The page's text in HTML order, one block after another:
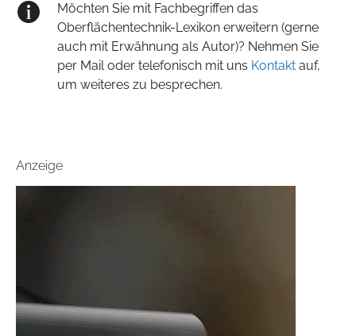
Möchten Sie mit Fachbegriffen das
Oberflächentechnik-Lexikon erweitern (gerne
auch mit Erwähnung als Autor)? Nehmen Sie
per Mail oder telefonisch mit uns Kontakt auf,
um weiteres zu besprechen.
Anzeige